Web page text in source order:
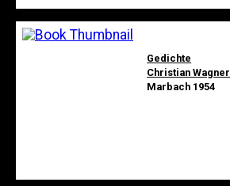
Gedichte
Christian Wagner
Marbach 1954